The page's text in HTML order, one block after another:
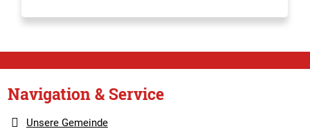
Navigation & Service
Unsere Gemeinde